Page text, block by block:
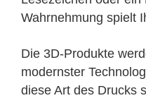
Wahrnehmung spielt
Die 3D-Produkte
modernster
diese Art des Drucks